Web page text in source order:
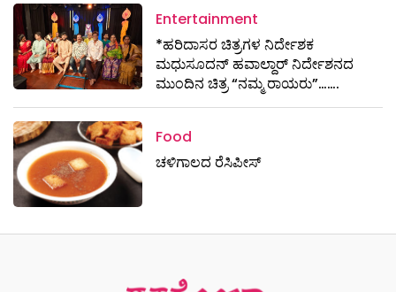
Entertainment
*ಹರಿದಾಸರ ಚಿತ್ರಗಳ ನಿರ್ದೇಶಕ
ಮಧುಸೂದನ್ ಹವಾಲ್ದಾರ್ ನಿರ್ದೇಶನದ
ಮುಂದಿನ ಚಿತ್ರ “ನಮ್ಮ ರಾಯರು”…….
Food
ಚಳಿಗಾಲದ ರೆಸಿಪೀಸ್